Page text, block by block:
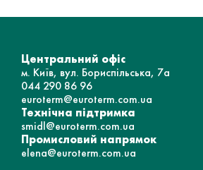
Центральний офіс
м. Київ, вул. Бориспільська, 7а
044 290 86 96
euroterm@euroterm.com.ua
Технічна підтримка
smidl@euroterm.com.ua
Промисловий напрямок
elena@euroterm.com.ua